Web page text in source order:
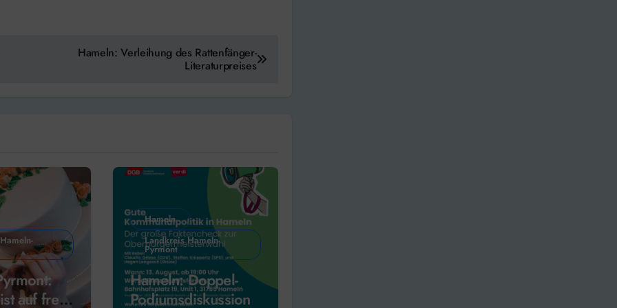
Hameln: Verleihung des Rattenfänger-
Literaturpreises
auf freie
Hameln
Landkreis Hameln-
Pyrmont
Hameln: Doppel-
Podiumsdiskussion